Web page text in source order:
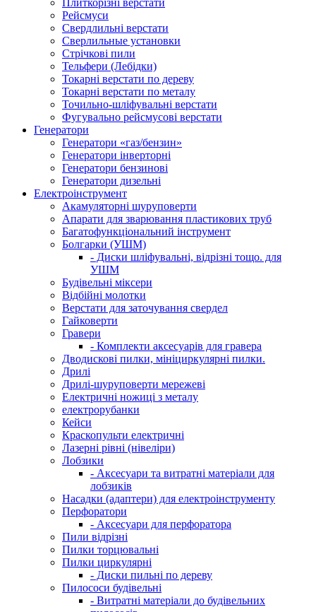
Плиткорізні верстати
Рейсмуси
Свердлильні верстати
Сверлильные установки
Стрічкові пили
Тельфери (Лебідки)
Токарні верстати по дереву
Токарні верстати по металу
Точильно-шліфувальні верстати
Фугувально рейсмусові верстати
Генератори
Генератори «газ/бензин»
Генератори інверторні
Генератори бензинові
Генератори дизельні
Електроінструмент
Акамуляторні шуруповерти
Апарати для зварювання пластикових труб
Багатофункціональний інструмент
Болгарки (УШМ)
- Диски шліфувальні, відрізні тощо. для
УШМ
Будівельні міксери
Відбійні молотки
Верстати для заточування свердел
Гайковерти
Гравери
- Комплекти аксесуарів для гравера
Дводискові пилки, мініциркулярні пилки.
Дрилі
Дрилі-шуруповерти мережеві
Електричні ножиці з металу
електрорубанки
Кейси
Краскопульти електричні
Лазерні рівні (нівеліри)
Лобзики
- Аксесуари та витратні матеріали для
лобзиків
Насадки (адаптери) для електроінструменту
Перфоратори
- Аксесуари для перфоратора
Пили відрізні
Пилки торцювальні
Пилки циркулярні
- Диски пильні по дереву
Пилососи будівельні
- Витратні матеріали до будівельних